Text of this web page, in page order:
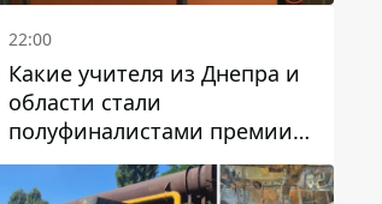
22:00
Какие учителя из Днепра и
области стали
полуфиналистами премии
Global Teacher Prize Ukraine
2026